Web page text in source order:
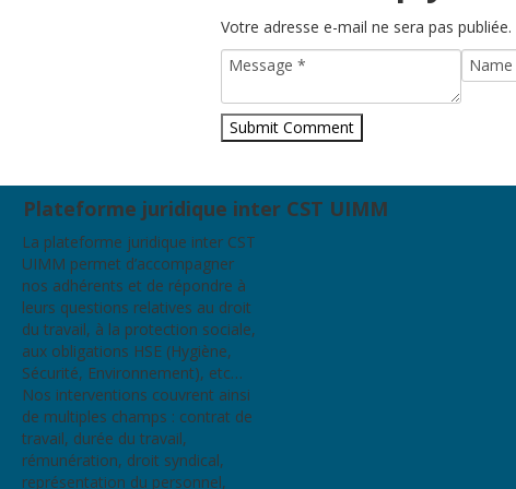
Votre adresse e-mail ne sera pas publiée.
Plateforme juridique inter CST UIMM
La plateforme juridique inter CST
UIMM permet d’accompagner
nos adhérents et de répondre à
leurs questions relatives au droit
du travail, à la protection sociale,
aux obligations HSE (Hygiène,
Sécurité, Environnement), etc…
Nos interventions couvrent ainsi
de multiples champs : contrat de
travail, durée du travail,
rémunération, droit syndical,
représentation du personnel,